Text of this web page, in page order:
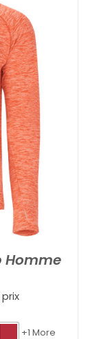
Homme
+1 More